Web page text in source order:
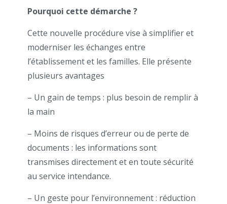
Pourquoi cette démarche ?
Cette nouvelle procédure vise à simplifier et
moderniser les échanges entre
l’établissement et les familles. Elle présente
plusieurs avantages
– Un gain de temps : plus besoin de remplir à
la main
– Moins de risques d’erreur ou de perte de
documents : les informations sont
transmises directement et en toute sécurité
au service intendance.
– Un geste pour l’environnement : réduction